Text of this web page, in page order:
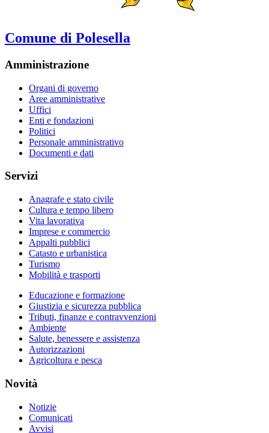
Comune di Polesella
Amministrazione
Organi di governo
Aree amministrative
Uffici
Enti e fondazioni
Politici
Personale amministrativo
Documenti e dati
Servizi
Anagrafe e stato civile
Cultura e tempo libero
Vita lavorativa
Imprese e commercio
Appalti pubblici
Catasto e urbanistica
Turismo
Mobilità e trasporti
Educazione e formazione
Giustizia e sicurezza pubblica
Tributi, finanze e contravvenzioni
Ambiente
Salute, benessere e assistenza
Autorizzazioni
Agricoltura e pesca
Novità
Notizie
Comunicati
Avvisi